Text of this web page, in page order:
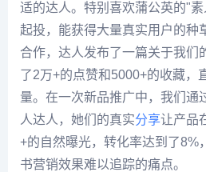
适的达人。特别喜欢蒲公英的"
起投，能获得大量真实用户的种
合作，达人发布了一篇关于我们
了2万+的点赞和5000+的收藏，
量。在一次新品推广中，我们通
人达人，她们的真实分享让产品
+的自然曝光，转化率达到了8%
书营销效果难以追踪的痛点。